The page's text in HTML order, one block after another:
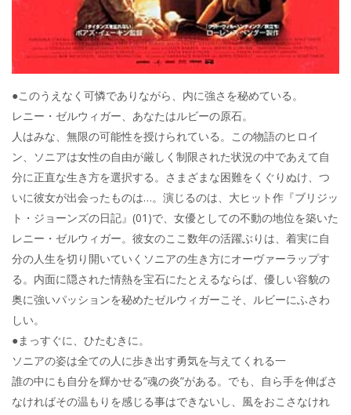
●このうえなく可憐でありながら、内に強さを秘めている。
レニー・ゼルウィガー、あなたはルビーの原石。
人はみな、無限の可能性を授けられている。この物語のヒロイ
ン、ソニアは女性の自由が厳しく制限された状況の中であえて自
分に正直な生き方を選択する。さまざまな困難をくぐりぬけ、つ
いに彼女が出会ったものは…。演じるのは、大ヒット作『ブリジッ
ト・ジョーンズの日記』(01)で、女優としての不動の地位を築いた
レニー・ゼルウィガー。彼女のここ数年の活躍ぶりは、着実に自
分の人生を切り開いていくソニアの生き方にオーヴァーラップす
る。内面に隠された情熱を宝石にたとえるならば、優しい容貌の
奥に強いパッションを秘めたゼルウィガーこそ、ルビーにふさわ
しい。
●まっすぐに、ひたむきに。
ソニアの姿は全ての人に歩き出す勇気を与えてくれる一
誰の中にも自分を輝かせる”魂の炎”がある。でも、自ら手を伸ばさ
なければその温もりを感じる事はできないし、風をおこさなけれ